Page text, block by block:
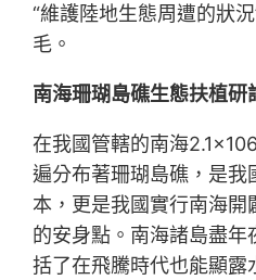
“維護陸地生態周遭的狀
毛。
南海珊瑚島礁生態扶植研
在我國管轄的南海
遍分布著珊瑚島礁，是我
本，更是我國實行南海開
的安身點。南海諸島盡
括了在飛騰時代也能顯